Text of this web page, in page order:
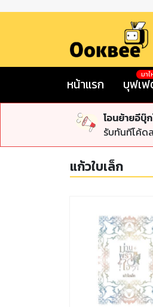
หน้าแรก บุฟเ
มาใ
โอนย้ายอีบุ๊
รับทันทีโค้ด
แก้วใบเล็ก